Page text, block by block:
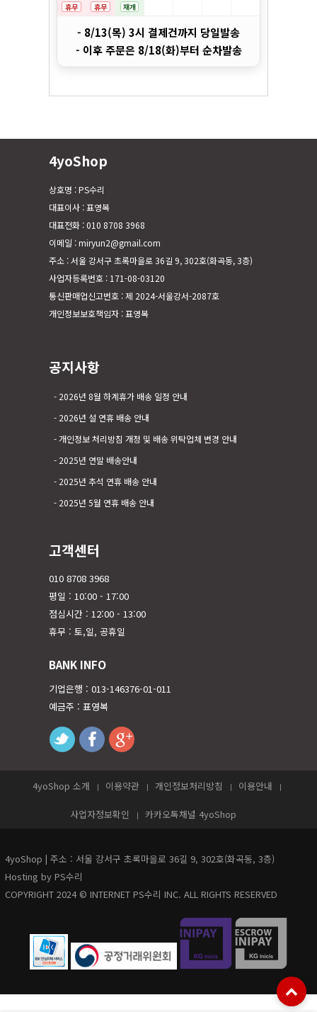
휴무 휴무 재개
- 8/13(목) 3시 결제건까지 당일발송
- 이후 주문은 8/18(화)부터 순차발송
4yoShop
상호명 : PS수리
대표이사 : 표영복
대표전화 : 010 8708 3968
이메일 : miryun2@gmail.com
주소 : 서울 강서구 초록마을로 36길 9, 302호(화곡동, 3층)
사업자등록번호 : 171-08-03120
통신판매업신고번호 : 제 2024-서울강서-2087호
개인정보보호책임자 : 표영복
공지사항
2026년 8월 하계휴가 배송 일정 안내
2026년 설 연휴 배송 안내
개인정보 처리방침 개정 및 배송 위탁업체 변경 안내
2025년 연말 배송안내
2025년 추석 연휴 배송 안내
2025년 5월 연휴 배송 안내
고객센터
010 8708 3968
평일 : 10:00 - 17:00
점심시간 : 12:00 - 13:00
휴무 : 토,일, 공휴일
BANK INFO
기업은행 : 013-146376-01-011
예금주 : 표영복
twitterfacebook
4yoShop 소개 이용약관 개인정보처리방침 이용안내
사업자정보확인 카카오톡채널 4yoShop
4yoShop | 주소 : 서울 강서구 초록마을로 36길 9, 302호(화곡동, 3층)
Hosting by PS수리
COPYRIGHT 2024 © INTERNET PS수리 INC. ALL RIGHTS RESERVED